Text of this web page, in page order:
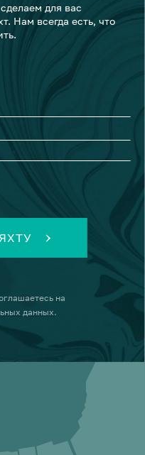
для вас
Нам всегда есть, что
на
данных.